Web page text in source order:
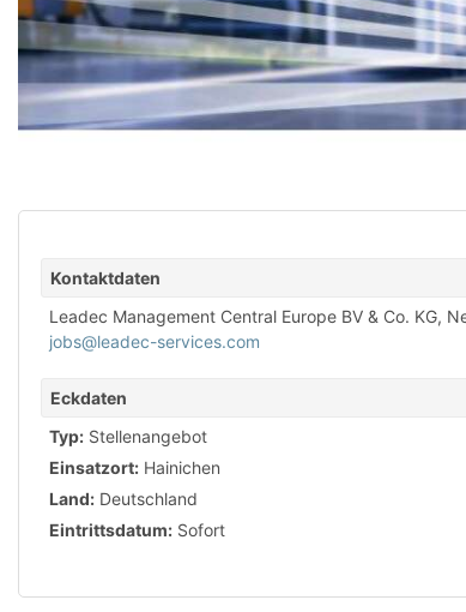
Kontaktdaten
Leadec Management Central Europe BV & Co. KG,
jobs@leadec-services.com
Eckdaten
Typ: Stellenangebot
Einsatzort: Hainichen
Land: Deutschland
Eintrittsdatum: Sofort